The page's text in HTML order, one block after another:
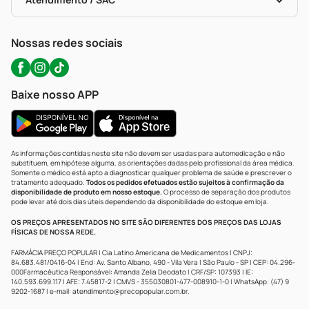
Nossas redes sociais
Baixe nosso APP
As informações contidas neste site não devem ser usadas para automedicação e não
substituem, em hipótese alguma, as orientações dadas pelo profissional da área médica.
Somente o médico está apto a diagnosticar qualquer problema de saúde e prescrever o
tratamento adequado. Todos os pedidos efetuados estão sujeitos à confirmação da
disponibilidade de produto em nosso estoque.O processo de separação dos produtos
pode levar até dois dias úteis dependendo da disponibilidade do estoque em loja.
OS PREÇOS APRESENTADOS NO SITE SÃO DIFERENTES DOS PREÇOS DAS LOJAS
FÍSICAS DE NOSSA REDE.
FARMÁCIA PREÇO POPULAR | Cia Latino Americana de Medicamentos | CNPJ:
84.683.481/0416-04 | End: Av. Santo Albano, 490 - Vila Vera | São Paulo - SP | CEP: 04.296-
000Farmacêutica Responsável: Amanda Zelia Deodato | CRF/SP: 107393 | IE:
140.593.699.117 | AFE: 7.45817-2 | CMVS - 355030801-477-008910-1-0 | WhatsApp: (47) 9
9202-1687 | e-mail: atendimento@precopopular.com.br.